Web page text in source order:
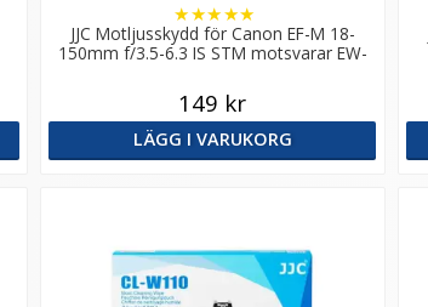
JJC Motljusskydd för Canon EF-M 18-
150mm f/3.5-6.3 IS STM motsvarar EW-
★★★★★
149 kr
LÄGG I VARUKORG